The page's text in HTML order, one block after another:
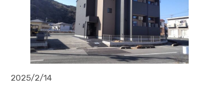
2025/2/14